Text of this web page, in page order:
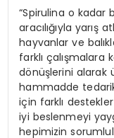
“Spirulina o kadar
aracılığıyla yarış
hayvanlar ve
farklı çalışmalara
dönüşlerini alarak
hammadde
için farklı
iyi beslenmeyi
hepimizin